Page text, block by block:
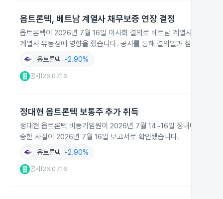
옵트론텍, 베트남 계열사 채무보증 연장 결정
옵트론텍이 2026년 7월 16일 이사회 결의로 베트남 계열사
계열사 유동성에 영향을 줬습니다. 공시를 통해 결의일과 참석 이사가
옵트론텍 -2.90%
공시 26.07.16
정대현 옵트론텍 보통주 추가 취득
정대현 옵트론텍 비등기임원이 2026년 7월 14~16일 장내매수를
승한 사실이 2026년 7월 16일 보고서로 확인됐습니다.
옵트론텍 -2.90%
공시 26.07.16